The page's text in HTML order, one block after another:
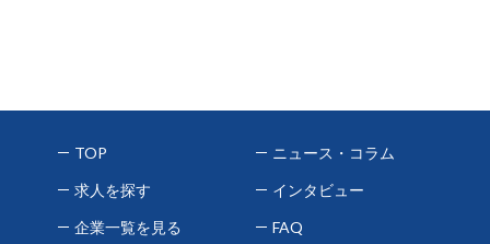
TOP
求人を探す
企業一覧を見る
ニュース・コラム
インタビュー
FAQ